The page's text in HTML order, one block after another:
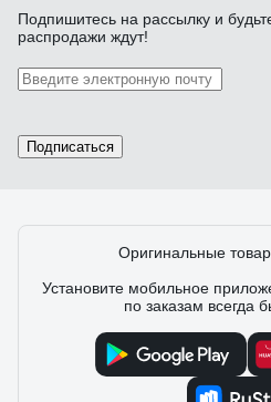
Подпишитесь на рассылку и
распродажи ждут!
Подписаться
Оригинальные
Установите мобильное
по заказам всегда